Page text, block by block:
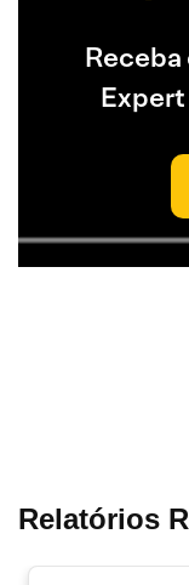
Expert
Relatórios